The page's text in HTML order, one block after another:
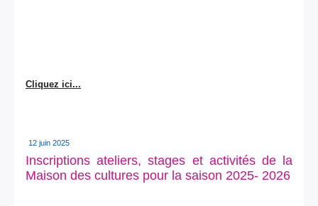
Cliquez ici...
12 juin 2025
Inscriptions ateliers, stages et activités de la
Maison des cultures pour la saison 2025- 2026